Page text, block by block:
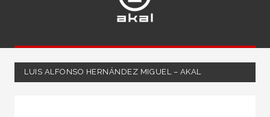
LUIS ALFONSO HERNÁNDEZ MIGUEL – AKAL